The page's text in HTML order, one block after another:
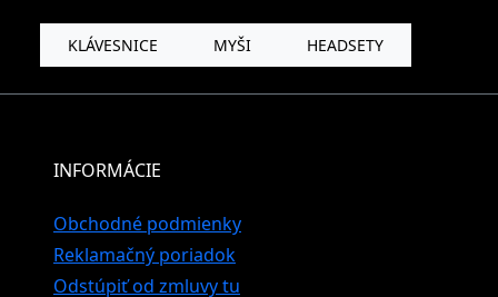
KLÁVESNICE MYŠI HEADSETY
INFORMÁCIE
Obchodné podmienky
Reklamačný poriadok
Odstúpiť od zmluvy tu